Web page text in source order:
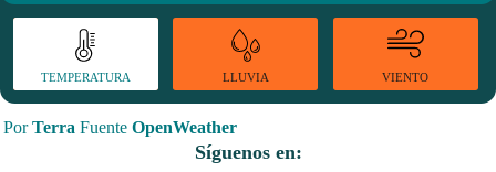
TEMPERATURA LLUVIA VIENTO
PorTerra Fuente OpenWeather
Síguenos en: